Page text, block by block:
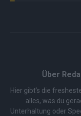
Über
Hier gibt’s die
alles, was du
Unterhaltung oder